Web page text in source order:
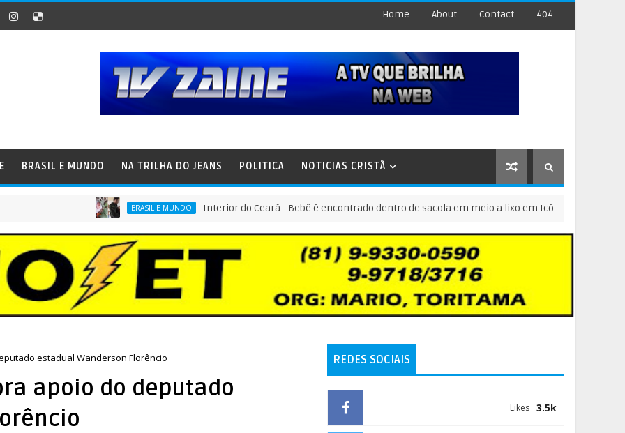
Home About Contact 404
BRASIL E MUNDO NA TRILHA DO JEANS POLITICA NOTICIAS CRISTÃ
BRASIL E MUNDO Interior do Ceará - Bebê é encontrado dentro de sacola em meio a lixo em Icó
estadual Wanderson Florêncio
apoio do deputado
REDES SOCIAIS
3.5k
Likes